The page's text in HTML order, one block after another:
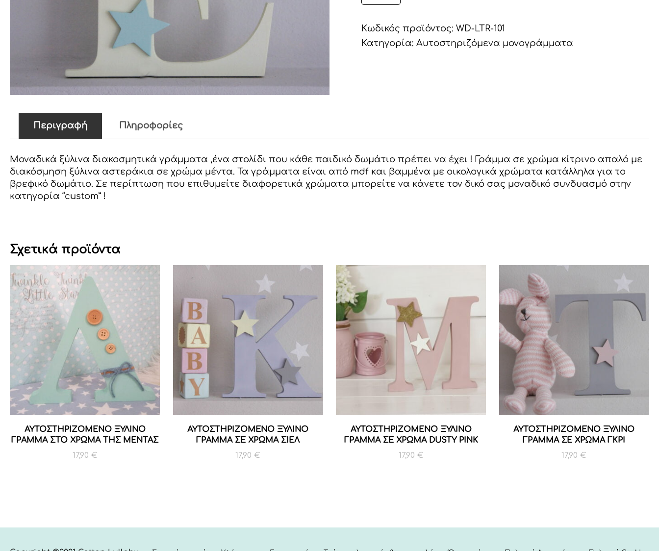
ΞΥΛΙΝΟ
ΣΕ
ΧΡΩΜΑ
Κωδικός προϊόντος:WD-LTR-101
Κατηγορία:Αυτοστηριζόμενα μονογράμματα
Περιγραφή Πληροφορίες
Μοναδικά ξύλινα διακοσμητικά γράμματα ,ένα στολίδι που κάθε παιδικό δωμάτιο πρέπει να έχει ! Γράμμα σε χρώμα κίτρινο απαλό με
διακόσμηση ξύλινα αστεράκια σε χρώμα μέντα. Τα γράμματα είναι από mdf και βαμμένα με οικολογικά χρώματα κατάλληλα για το
βρεφικό δωμάτιο. Σε περίπτωση που επιθυμείτε διαφορετικά χρώματα μπορείτε να κάνετε τον δικό σας μοναδικό συνδυασμό στην
κατηγορία “custom” !
Σχετικά προϊόντα
ΑΥΤΟΣΤΗΡΙΖΟΜΕΝΟ ΞΥΛΙΝΟ
ΓΡΑΜΜΑ ΣΤΟ ΧΡΩΜΑ ΤΗΣ ΜΕΝΤΑΣ
17,90 €
ΑΥΤΟΣΤΗΡΙΖΟΜΕΝΟ ΞΥΛΙΝΟ
ΓΡΑΜΜΑ ΣΕ ΧΡΩΜΑ ΣΙΕΛ
17,90€
ΑΥΤΟΣΤΗΡΙΖΟΜΕΝΟ ΞΥΛΙΝΟ
ΓΡΑΜΜΑ ΣΕ ΧΡΩΜΑ DUSTY PINK
17,90 €
ΑΥΤΟΣΤΗΡΙΖΟΜΕΝΟ ΞΥΛΙΝΟ
ΓΡΑΜΜΑ ΣΕ ΧΡΩΜΑ ΓΚΡΙ
17,90€